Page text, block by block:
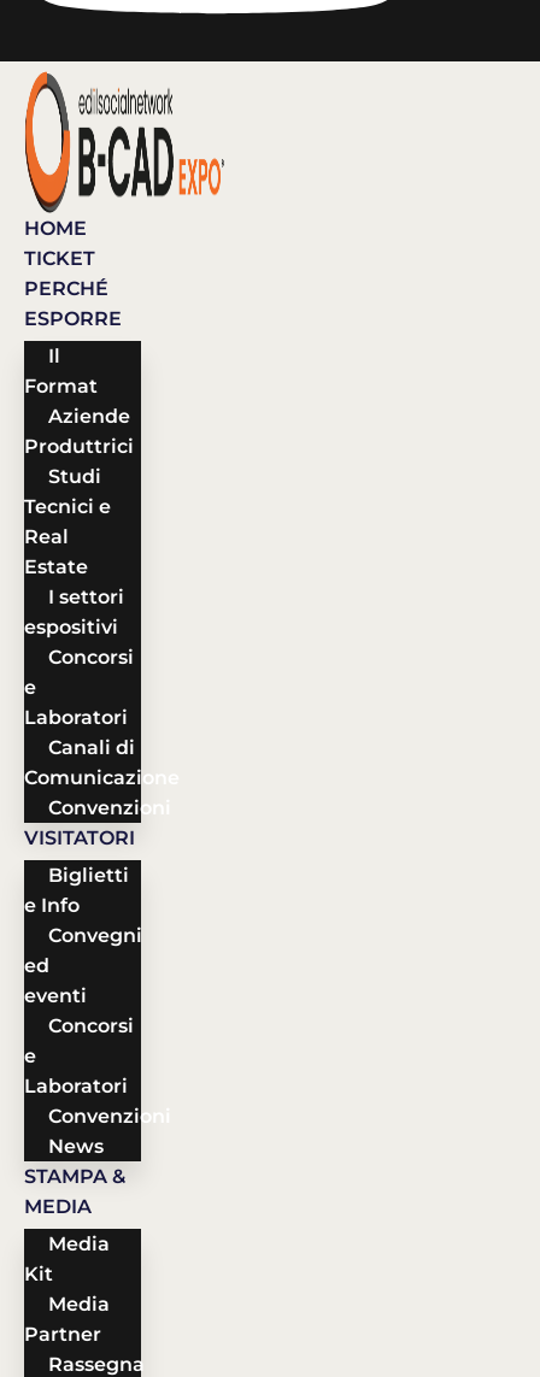
HOME
TICKET
PERCHÉ
ESPORRE
Il
Format
Aziende
Produttrici
Studi
Tecnici e
Real
Estate
I settori
espositivi
Concorsi
e
Laboratori
Canali di
Comunicazione
Convenzioni
VISITATORI
Biglietti
e Info
Convegni
ed
eventi
Concorsi
e
Laboratori
Convenzioni
News
STAMPA &
MEDIA
Media
Kit
Media
Partner
Rassegna